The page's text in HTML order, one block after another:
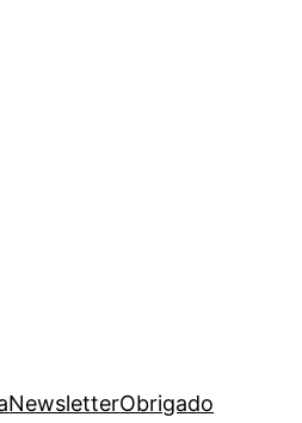
NewsletterObrigado